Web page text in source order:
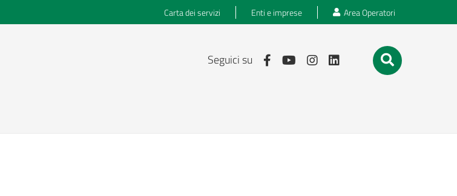
Carta dei servizi Enti e imprese Area Operatori
Seguici su